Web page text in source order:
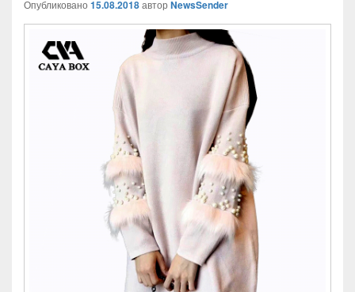
Опубликовано 15.08.2018автор NewsSender